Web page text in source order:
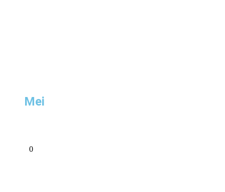
Mei
0